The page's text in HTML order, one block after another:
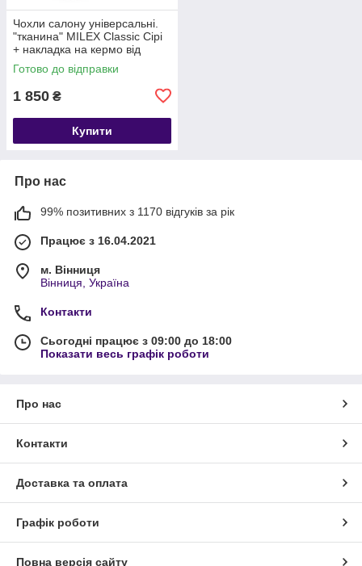
Чохли салону універсальні.
"тканина" MILEX Classic Сірі
+ накладка на кермо від
MILEX
Готово до відправки
1 850 ₴
Купити
Про нас
99% позитивних з 1170 відгуків за рік
Працює з 16.04.2021
м. Вінниця
Вінниця, Україна
Контакти
Сьогодні працює з 09:00 до 18:00
Показати весь графік роботи
Про нас
Контакти
Доставка та оплата
Графік роботи
Повна версія сайту